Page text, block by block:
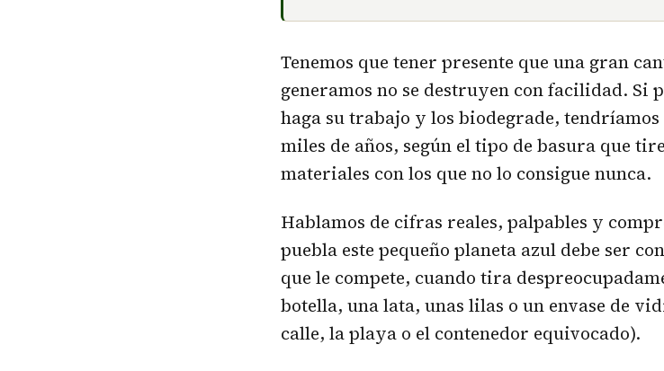
Tenemos que tener presente que una gran
generamos no se destruyen con facilidad. Si
haga su trabajo y los biodegrade,
miles de años, según el tipo de basura que
materiales con los que no lo consigue nunca.
Hablamos de cifras reales, palpables y
puebla este pequeño planeta azul debe ser
que le compete, cuando tira
botella, una lata, unas lilas o un envase de
calle, la playa o el contenedor equivocado).